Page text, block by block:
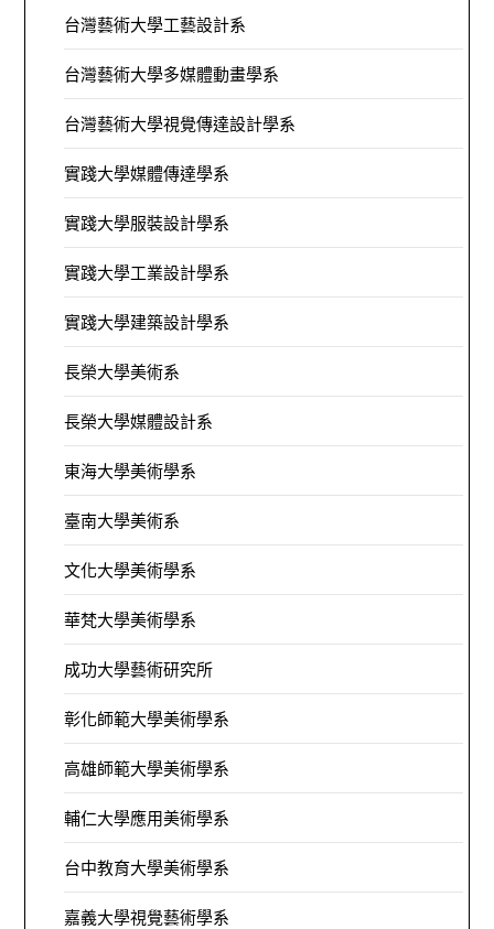
台灣藝術大學工藝設計系
台灣藝術大學多媒體動畫學系
台灣藝術大學視覺傳達設計學系
實踐大學媒體傳達學系
實踐大學服裝設計學系
實踐大學工業設計學系
實踐大學建築設計學系
長榮大學美術系
長榮大學媒體設計系
東海大學美術學系
臺南大學美術系
文化大學美術學系
華梵大學美術學系
成功大學藝術研究所
彰化師範大學美術學系
高雄師範大學美術學系
輔仁大學應用美術學系
台中教育大學美術學系
嘉義大學視覺藝術學系